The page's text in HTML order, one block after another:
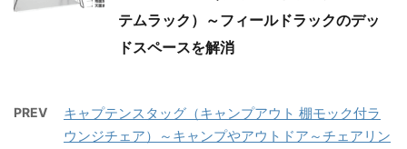
テムラック）～フィールドラックのデッ
ドスペースを解消
PREV
キャプテンスタッグ（キャンプアウト 棚モック付ラ
ウンジチェア）～キャンプやアウトドア～チェアリン